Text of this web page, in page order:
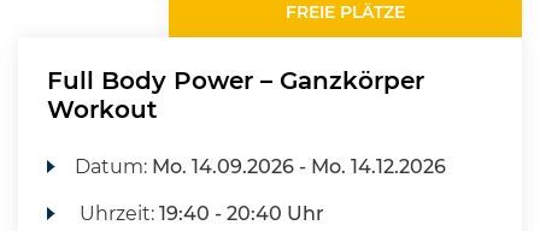
FREIE PLÄTZE
Full Body Power – Ganzkörper
Workout
Datum: Mo. 14.09.2026 - Mo. 14.12.2026
Uhrzeit:19:40 - 20:40 Uhr